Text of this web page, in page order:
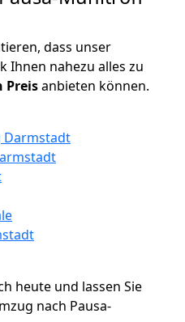
dass unser
Ihnen nahezu alles zu
Preisanbieten können.
Darmstadt
heute und lassen Sie
nach Pausa-